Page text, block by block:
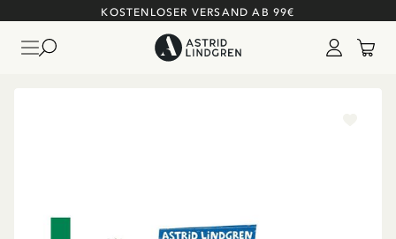
KOSTENLOSER VERSAND AB 99€